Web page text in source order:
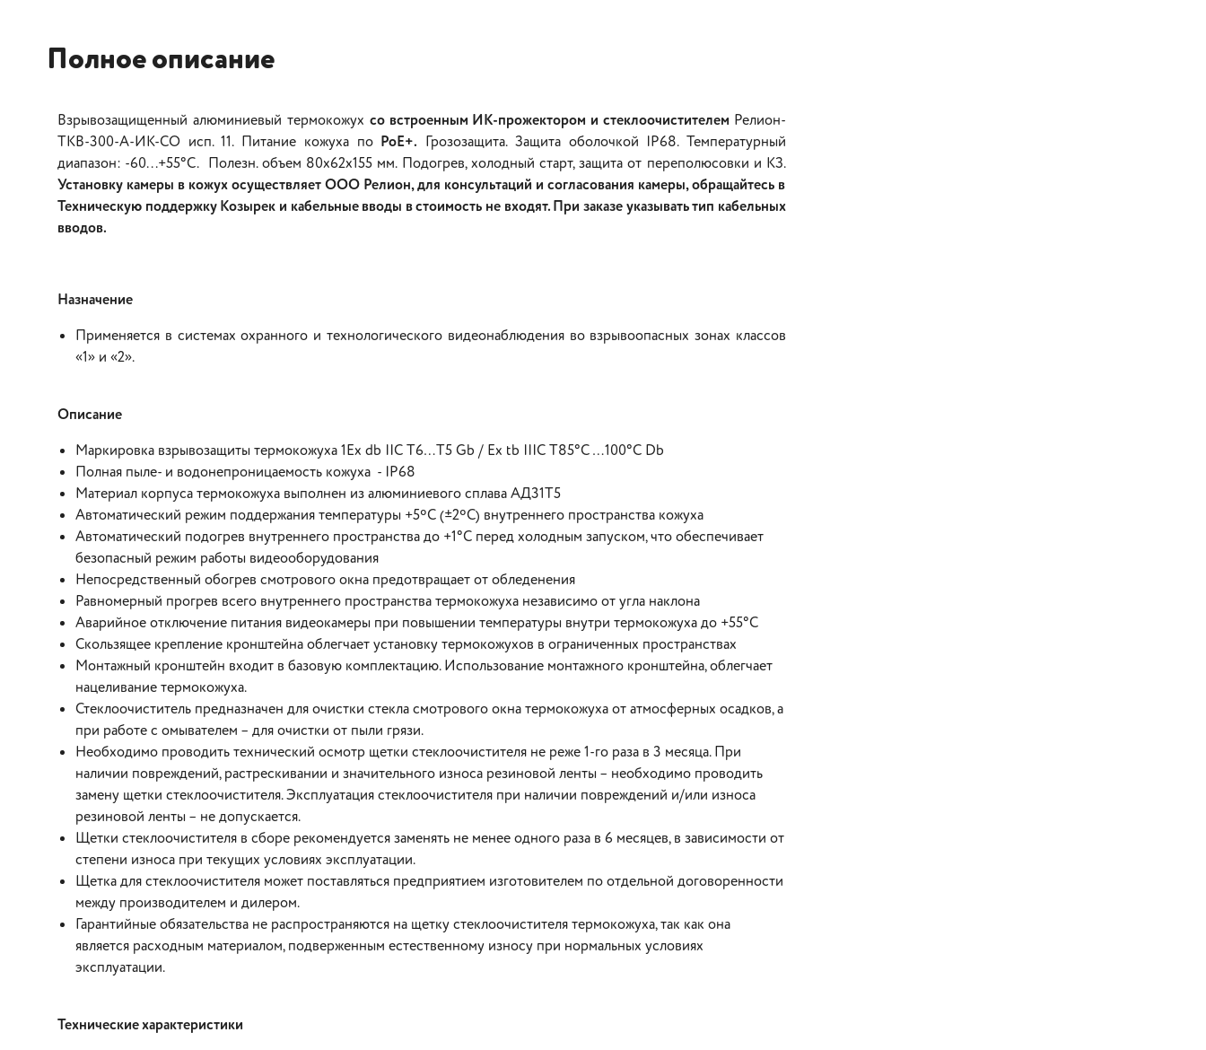
Полное описание
Взрывозащищенный алюминиевый термокожух со встроенным ИК-прожектором и стеклоочистителем Релион-
ТКВ-300-А-ИК-СО исп. 11. Питание кожуха по PoE+. Грозозащита. Защита оболочкой IP68. Температурный
диапазон: -60...+55°С. Полезн. объем 80х62х155 мм. Подогрев, холодный старт, защита от переполюсовки и КЗ.
Установку камеры в кожух осуществляет ООО Релион, для консультаций и согласования камеры, обращайтесь в
Техническую поддержку Козырек и кабельные вводы в стоимость не входят. При заказе указывать тип кабельных
вводов.
Назначение
Применяется в системах охранного и технологического видеонаблюдения во взрывоопасных зонах классов
«1» и «2».
Описание
Маркировка взрывозащиты термокожуха 1Ex db IIC T6…Т5 Gb / Ex tb IIIC T85°C …100°C Db
Полная пыле- и водонепроницаемость кожуха - IP68
Материал корпуса термокожуха выполнен из алюминиевого сплава АД31Т5
Автоматический режим поддержания температуры +5ºС (±2ºС) внутреннего пространства кожуха
Автоматический подогрев внутреннего пространства до +1°С перед холодным запуском, что обеспечивает
безопасный режим работы видеооборудования
Непосредственный обогрев смотрового окна предотвращает от обледенения
Равномерный прогрев всего внутреннего пространства термокожуха независимо от угла наклона
Аварийное отключение питания видеокамеры при повышении температуры внутри термокожуха до +55°С
Скользящее крепление кронштейна облегчает установку термокожухов в ограниченных пространствах
Монтажный кронштейн входит в базовую комплектацию. Использование монтажного кронштейна, облегчает
нацеливание термокожуха.
Стеклоочиститель предназначен для очистки стекла смотрового окна термокожуха от атмосферных осадков, а
при работе с омывателем – для очистки от пыли грязи.
Необходимо проводить технический осмотр щетки стеклоочистителя не реже 1-го раза в 3 месяца. При
наличии повреждений, растрескивании и значительного износа резиновой ленты – необходимо проводить
замену щетки стеклоочистителя. Эксплуатация стеклоочистителя при наличии повреждений и/или износа
резиновой ленты – не допускается.
Щетки стеклоочистителя в сборе рекомендуется заменять не менее одного раза в 6 месяцев, в зависимости от
степени износа при текущих условиях эксплуатации.
Щетка для стеклоочистителя может поставляться предприятием изготовителем по отдельной договоренности
между производителем и дилером.
Гарантийные обязательства не распространяются на щетку стеклоочистителя термокожуха, так как она
является расходным материалом, подверженным естественному износу при нормальных условиях
эксплуатации.
Технические характеристики